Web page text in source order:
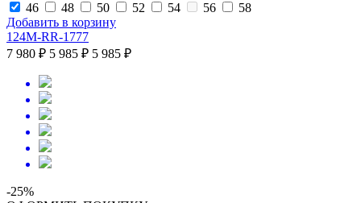
46
48 50 52 54 56
58
Добавить в корзину
124M-RR-1777
7 980 ₽ 5 985 ₽ 5 985 ₽
-25%